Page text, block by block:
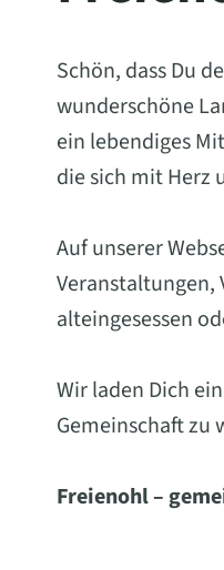
Schön, dass Du
wunderschöne
ein lebendiges
die sich mit Herz
Auf unserer
Veranstaltungen,
alteingesessen
Wir laden Dich
Gemeinschaft zu
Freienohl –